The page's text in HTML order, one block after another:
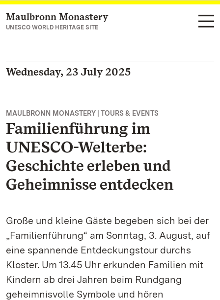
Navigate to main page
Maulbronn Monastery
UNESCO WORLD HERITAGE SITE
Wednesday, 23 July 2025
MAULBRONN MONASTERY | TOURS & EVENTS
Familienführung im
UNESCO-Welterbe:
Geschichte erleben und
Geheimnisse entdecken
Große und kleine Gäste begeben sich bei der
„Familienführung“ am Sonntag, 3. August, auf
eine spannende Entdeckungstour durchs
Kloster. Um 13.45 Uhr erkunden Familien mit
Kindern ab drei Jahren beim Rundgang
geheimnisvolle Symbole und hören